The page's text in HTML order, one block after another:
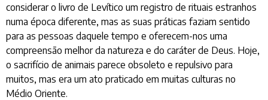
considerar o livro de Levítico um registro de rituais estranhos
numa época diferente, mas as suas práticas faziam sentido
para as pessoas daquele tempo e oferecem-nos uma
compreensão melhor da natureza e do caráter de Deus. Hoje,
o sacrifício de animais parece obsoleto e repulsivo para
muitos, mas era um ato praticado em muitas culturas no
Médio Oriente.